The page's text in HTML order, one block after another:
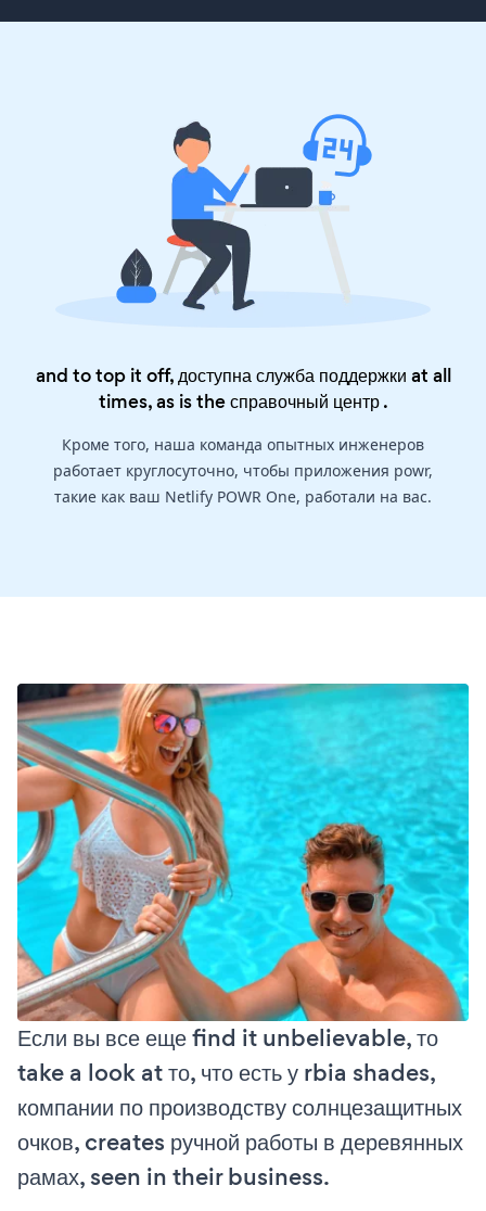
and to top it off, доступна служба поддержки at all
times, as is theсправочный центр.
Кроме того, наша команда опытных инженеров
работает круглосуточно, чтобы приложения powr,
такие как ваш Netlify POWR One, работали на вас.
Если вы все еще find it unbelievable, то
take a look at то, что есть у rbia shades,
компании по производству солнцезащитных
очков, creates ручной работы в деревянных
рамах, seen in their business.